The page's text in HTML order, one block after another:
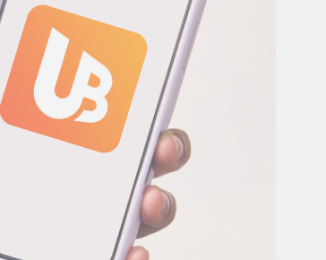
Центр поддержки
Что нового